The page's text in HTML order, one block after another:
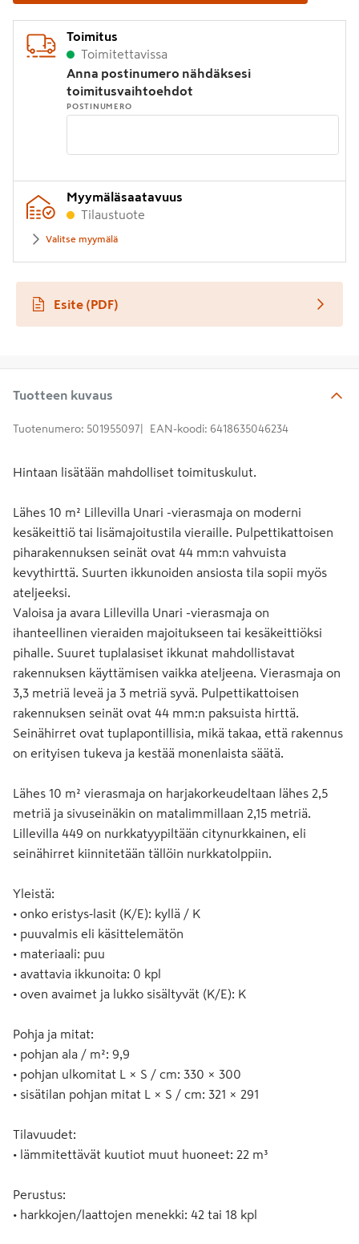
Toimitus
Toimitettavissa
Anna postinumero nähdäksesi
toimitusvaihtoehdot
POSTINUMERO
Syötä
postinumero
Myymäläsaatavuus
Tilaustuote
Valitse myymälä
Esite (PDF)
avautuu uuteen välilehteen
Tuotteen kuvaus
Tuotenumero: 501955097 EAN-koodi: 6418635046234
Hintaan lisätään mahdolliset toimituskulut.
Lähes 10 m² Lillevilla Unari -vierasmaja on moderni
kesäkeittiö tai lisämajoitustila vieraille. Pulpettikattoisen
piharakennuksen seinät ovat 44 mm:n vahvuista
kevythirttä. Suurten ikkunoiden ansiosta tila sopii myös
ateljeeksi.
Valoisa ja avara Lillevilla Unari -vierasmaja on
ihanteellinen vieraiden majoitukseen tai kesäkeittiöksi
pihalle. Suuret tuplalasiset ikkunat mahdollistavat
rakennuksen käyttämisen vaikka ateljeena. Vierasmaja on
3,3 metriä leveä ja 3 metriä syvä. Pulpettikattoisen
rakennuksen seinät ovat 44 mm:n paksuista hirttä.
Seinähirret ovat tuplapontillisia, mikä takaa, että rakennus
on erityisen tukeva ja kestää monenlaista säätä.
Lähes 10 m² vierasmaja on harjakorkeudeltaan lähes 2,5
metriä ja sivuseinäkin on matalimmillaan 2,15 metriä.
Lillevilla 449 on nurkkatyypiltään citynurkkainen, eli
seinähirret kiinnitetään tällöin nurkkatolppiin.
Yleistä:
• onko eristys‑lasit (K/E): kyllä / K
• puuvalmis eli käsittelemätön
• materiaali: puu
• avattavia ikkunoita: 0 kpl
• oven avaimet ja lukko sisältyvät (K/E): K
Pohja ja mitat:
• pohjan ala / m²: 9,9
• pohjan ulkomitat L × S / cm: 330 × 300
• sisätilan pohjan mitat L × S / cm: 321 × 291
Tilavuudet:
• lämmitettävät kuutiot muut huoneet: 22 m³
Perustus:
• harkkojen/laattojen menekki: 42 tai 18 kpl